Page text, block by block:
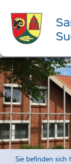
Sie befinden sich